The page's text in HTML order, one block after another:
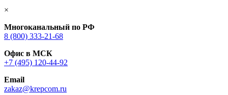
×
Многоканальный по РФ
8 (800) 333‑21-68
Офис в МСК
+7 (495) 120-44-92
Email
zakaz@krepcom.ru